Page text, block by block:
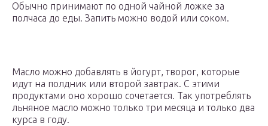
Обычно принимают по одной чайной ложке за
полчаса до еды. Запить можно водой или соком.
Масло можно добавлять в йогурт, творог, которые
идут на полдник или второй завтрак. С этими
продуктами оно хорошо сочетается. Так употреблять
льняное масло можно только три месяца и только два
курса в году.